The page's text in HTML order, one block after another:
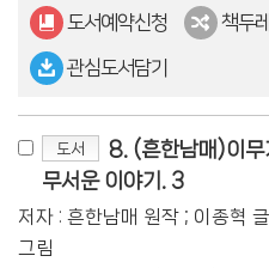
도서예약신청
책두
관심도서담기
도서
8. (흔한남매)이무
무서운 이야기. 3
저자 : 흔한남매 원작 ; 이종혁
그림